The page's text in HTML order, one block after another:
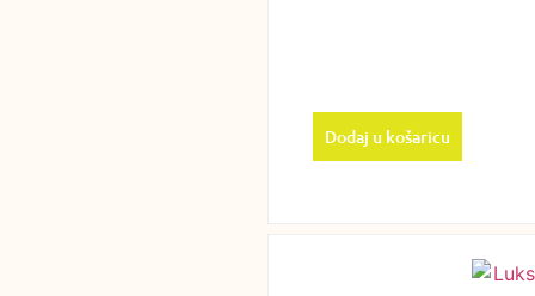
Dodaj u košaricu